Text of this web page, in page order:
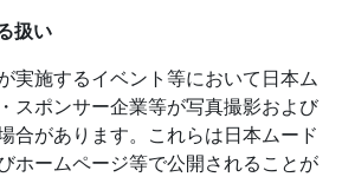
扱い
実施するイベント等において日本ム
スポンサー企業等が写真撮影および
合があります。これらは日本ムード
ホームページ等で公開されることが